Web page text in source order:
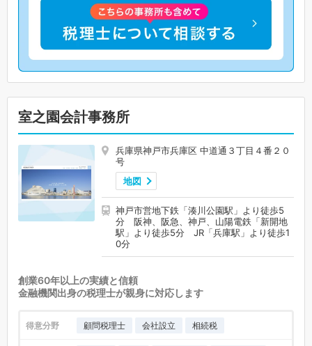
室之園会計事務所
兵庫県神戸市兵庫区 中道通３丁目４番２０
号
地図
神戸市営地下鉄「湊川公園駅」より徒歩5
分 阪神、阪急、神戸、山陽電鉄「新開地
駅」より徒歩5分 JR「兵庫駅」より徒歩1
0分
創業60年以上の実績と信頼
金融機関出身の税理士が親身に対応します
得意分野 顧問税理士 会社設立 相続税